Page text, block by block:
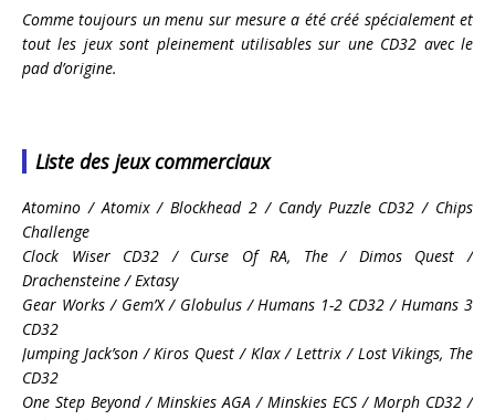
Comme toujours un menu sur mesure a été créé spécialement et
tout les jeux sont pleinement utilisables sur une CD32 avec le
pad d’origine.
Liste des jeux commerciaux
Atomino / Atomix / Blockhead 2 / Candy Puzzle CD32 / Chips
Challenge
Clock Wiser CD32 / Curse Of RA, The / Dimos Quest /
Drachensteine / Extasy
Gear Works / Gem’X / Globulus / Humans 1-2 CD32 / Humans 3
CD32
Jumping Jack’son / Kiros Quest / Klax / Lettrix / Lost Vikings, The
CD32
One Step Beyond / Minskies AGA / Minskies ECS / Morph CD32 /